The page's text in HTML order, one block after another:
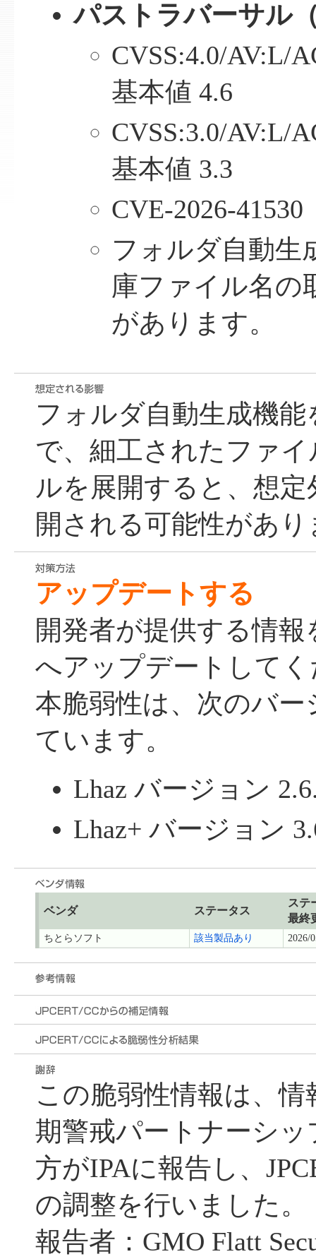
パストラバーサル
CVSS:4.0/AV:L/
基本値 4.6
CVSS:3.0/AV:L/
基本値 3.3
CVE-2026-41530
フォルダ自動生
庫ファイル名の
があります。
フォルダ自動生成機
で、細工されたファ
ルを展開すると、想
開される可能性があり
アップデートする
開発者が提供する情
へアップデートして
本脆弱性は、次のバ
ています。
Lhaz バージョン
Lhaz+ バージョン
ベンダ ステータス
ステ
最終
ちとらソフト 該当製品あり 2026/
この脆弱性情報は、
期警戒パートナーシ
方がIPAに報告し、
の調整を行いました。
報告者：GMO Flatt